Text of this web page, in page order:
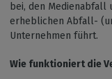
bei, den Medienabfall
erheblichen Abfall-
Unternehmen führt.
Wie funktioniert die